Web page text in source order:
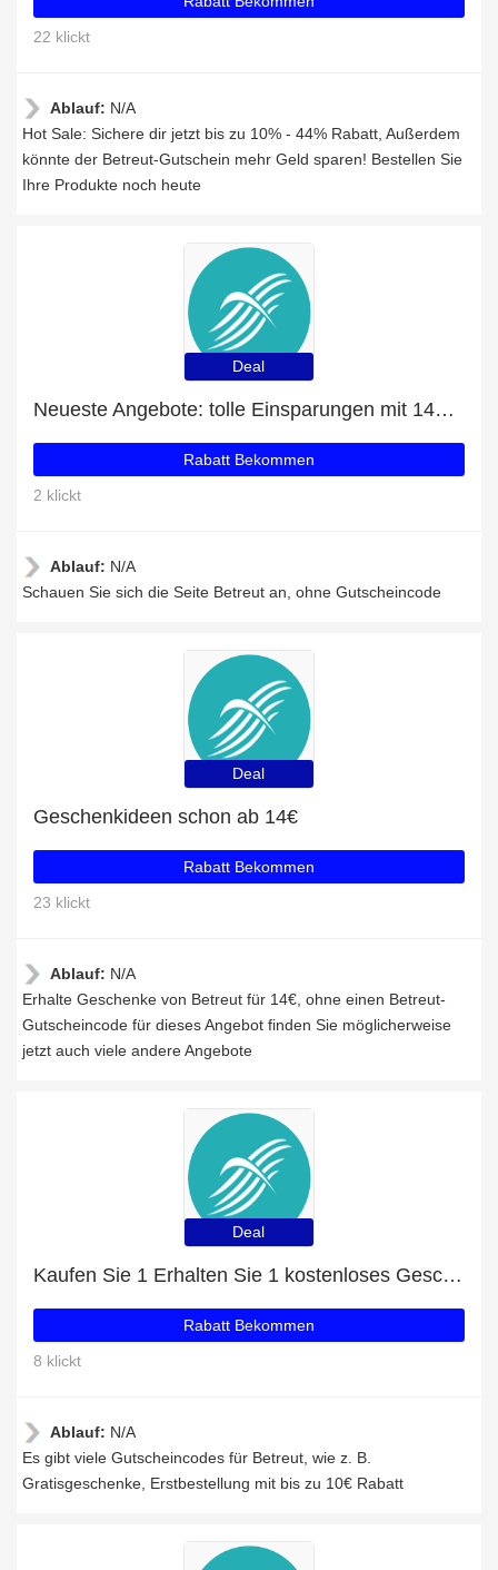
22 klickt
Ablauf: N/A
Hot Sale: Sichere dir jetzt bis zu 10% - 44% Rabatt, Außerdem
könnte der Betreut-Gutschein mehr Geld sparen! Bestellen Sie
Ihre Produkte noch heute
Deal
Neueste Angebote: tolle Einsparungen mit 14% Rabatt
Rabatt Bekommen
2 klickt
Ablauf: N/A
Schauen Sie sich die Seite Betreut an, ohne Gutscheincode
Deal
Geschenkideen schon ab 14€
Rabatt Bekommen
23 klickt
Ablauf: N/A
Erhalte Geschenke von Betreut für 14€, ohne einen Betreut-
Gutscheincode für dieses Angebot finden Sie möglicherweise
jetzt auch viele andere Angebote
Deal
Kaufen Sie 1 Erhalten Sie 1 kostenloses Geschenk auf ausgewählte Artikel
Rabatt Bekommen
8 klickt
Ablauf: N/A
Es gibt viele Gutscheincodes für Betreut, wie z. B.
Gratisgeschenke, Erstbestellung mit bis zu 10€ Rabatt